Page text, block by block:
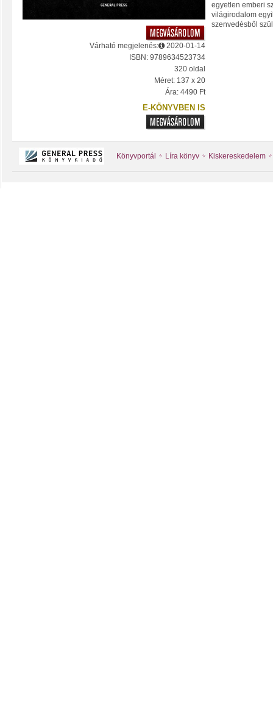
Várható megjelenés:
2020-01-14
ISBN: 9789634523734
320 oldal
Méret: 137 x 20
Ára: 4490 Ft
E-KÖNYVBEN IS
egyetlen emberi
világirodalom
szenvedésből
Könyvportál Líra könyv Kiskereskedelem